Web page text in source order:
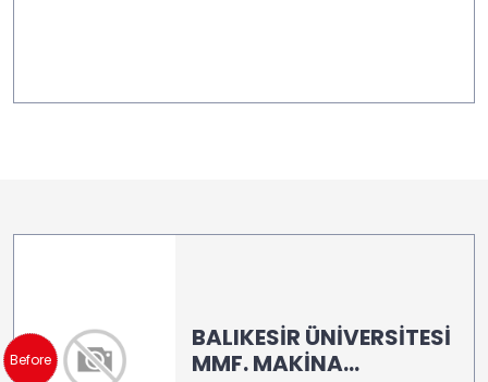
Before
BALIKESİR ÜNİVERSİTESİ
MMF. MAKİNA